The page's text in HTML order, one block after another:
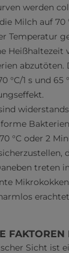
werden
Milch auf 70
Temperatur
Heißhaltezeit
abzutöten.
°C/1 s und 65
°C oder 2
treten
Sicht ist